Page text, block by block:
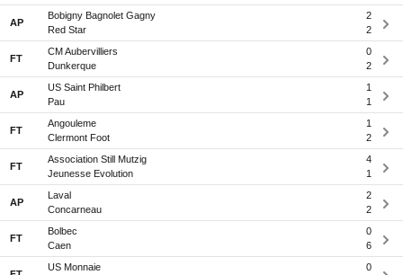
AP
Bobigny Bagnolet Gagny
2
Red Star
2
FT
CM Aubervilliers
0
Dunkerque
2
AP
US Saint Philbert
1
Pau
1
FT
Angouleme
1
Clermont Foot
2
FT
Association Still Mutzig
4
Jeunesse Evolution
1
AP
Laval
2
Concarneau
2
FT
Bolbec
0
Caen
6
US Monnaie
0